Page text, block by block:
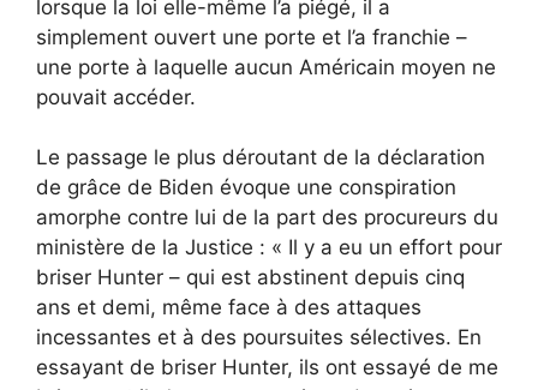
lorsque la loi elle-même l’a piégé, il a
simplement ouvert une porte et l’a franchie –
une porte à laquelle aucun Américain moyen ne
pouvait accéder.
Le passage le plus déroutant de la déclaration
de grâce de Biden évoque une conspiration
amorphe contre lui de la part des procureurs du
ministère de la Justice : « Il y a eu un effort pour
briser Hunter – qui est abstinent depuis cinq
ans et demi, même face à des attaques
incessantes et à des poursuites sélectives. En
essayant de briser Hunter, ils ont essayé de me